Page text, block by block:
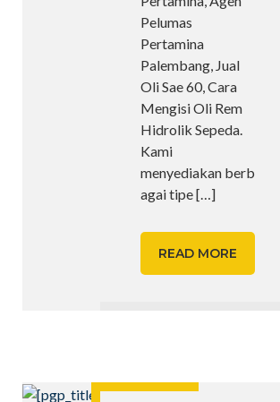
Pelumas
Pertamina
Palembang, Jual
Oli Sae 60, Cara
Mengisi Oli Rem
Hidrolik Sepeda.
Kami
menyediakan berb
agai tipe[…]
READ MORE